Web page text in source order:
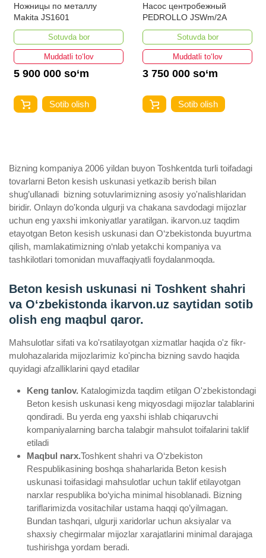
Ножницы по металлу
Makita JS1601
Sotuvda bor
Muddatli to‘lov
5 900 000 so‘m
Sotib olish
Насос центробежный
PEDROLLO JSWm/2A
Sotuvda bor
Muddatli to‘lov
3 750 000 so‘m
Sotib olish
Bizning kompaniya 2006 yildan buyon Toshkentda turli toifadagi
tovarlarni Beton kesish uskunasi yetkazib berish bilan
shug’ullanadi ­ bizning sotuvlarimizning asosiy yo'nalishlaridan
biridir. Onlayn do'konda ulgurji va chakana savdodagi mijozlar
uchun eng yaxshi imkoniyatlar yaratilgan. ikarvon.uz taqdim
etayotgan Beton kesish uskunasi dan O‘zbekistonda buyurtma
qilish, mamlakatimizning o‘nlab yetakchi kompaniya va
tashkilotlari tomonidan muvaffaqiyatli foydalanmoqda.
Beton kesish uskunasi ni Toshkent shahri
va Oʻzbekistonda ikarvon.uz saytidan sotib
olish eng maqbul qaror.
Mahsulotlar sifati va ko'rsatilayotgan xizmatlar haqida o'z fikr-
mulohazalarida mijozlarimiz ko'pincha bizning savdo haqida
quyidagi afzalliklarini qayd etadilar
Keng tanlov. Katalogimizda taqdim etilgan O'zbekistondagi
Beton kesish uskunasi keng miqyosdagi mijozlar talablarini
qondiradi. Bu yerda eng yaxshi ishlab chiqaruvchi
kompaniyalarning barcha talabgir mahsulot toifalarini taklif
etiladi
Maqbul narx.Toshkent shahri va O‘zbekiston
Respublikasining boshqa shaharlarida Beton kesish
uskunasi toifasidagi mahsulotlar uchun taklif etilayotgan
narxlar respublika bo‘yicha minimal hisoblanadi. Bizning
tariflarimizda vositachilar ustama haqqi qo’yilmagan.
Bundan tashqari, ulgurji xaridorlar uchun aksiyalar va
shaxsiy chegirmalar mijozlar xarajatlarini minimal darajaga
tushirishga yordam beradi.